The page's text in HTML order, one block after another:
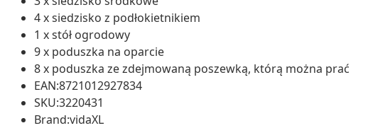
4 x siedzisko z podłokietnikiem
1 x stół ogrodowy
9 x poduszka na oparcie
8 x poduszka ze zdejmowaną poszewką, którą można prać
EAN:8721012927834
SKU:3220431
Brand:vidaXL